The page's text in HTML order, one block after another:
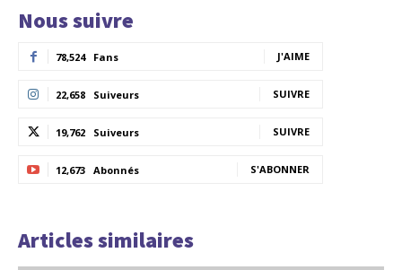
Nous suivre
78,524 Fans J'AIME
22,658 Suiveurs SUIVRE
19,762 Suiveurs SUIVRE
12,673 Abonnés S'ABONNER
Articles similaires